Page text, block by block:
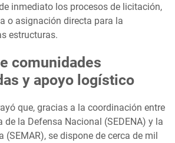
inmediato los procesos de licitación,
o asignación directa para la
estructuras.
comunidades
y apoyo logístico
que, gracias a la coordinación entre
de la Defensa Nacional (SEDENA) y la
(SEMAR), se dispone de cerca de mil